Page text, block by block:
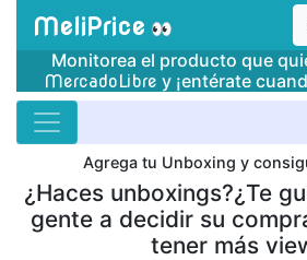
MeliPrice 👀
Monitorea el producto que
MercadoLibre y ¡entérate
Agrega tu Unboxing y
¿Haces unboxings?¿Te
gente a decidir su
tener más